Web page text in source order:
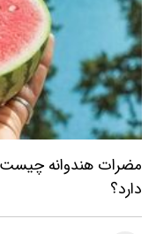
مضرات هندوانه چیست
دارد؟